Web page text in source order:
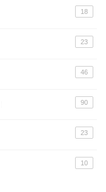
18
23
46
90
23
10